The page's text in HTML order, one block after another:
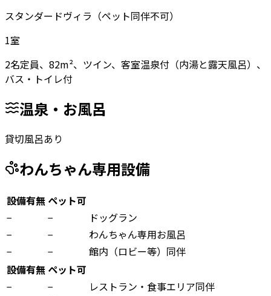
スタンダードヴィラ（ペット同伴不可）
1室
2名定員、82m²、ツイン、客室温泉付（内湯と露天風呂）、
バス・トイレ付
温泉・お風呂
貸切風呂あり
わんちゃん専用設備
設備有無 ペット可
−
−
ドッグラン
−
−
わんちゃん専用お風呂
−
−
館内（ロビー等）同伴
設備有無 ペット可
−
−
レストラン・食事エリア同伴